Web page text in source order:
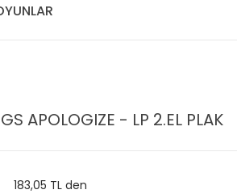
APOLOGIZE - LP 2.EL PLAK
183,05 TL den